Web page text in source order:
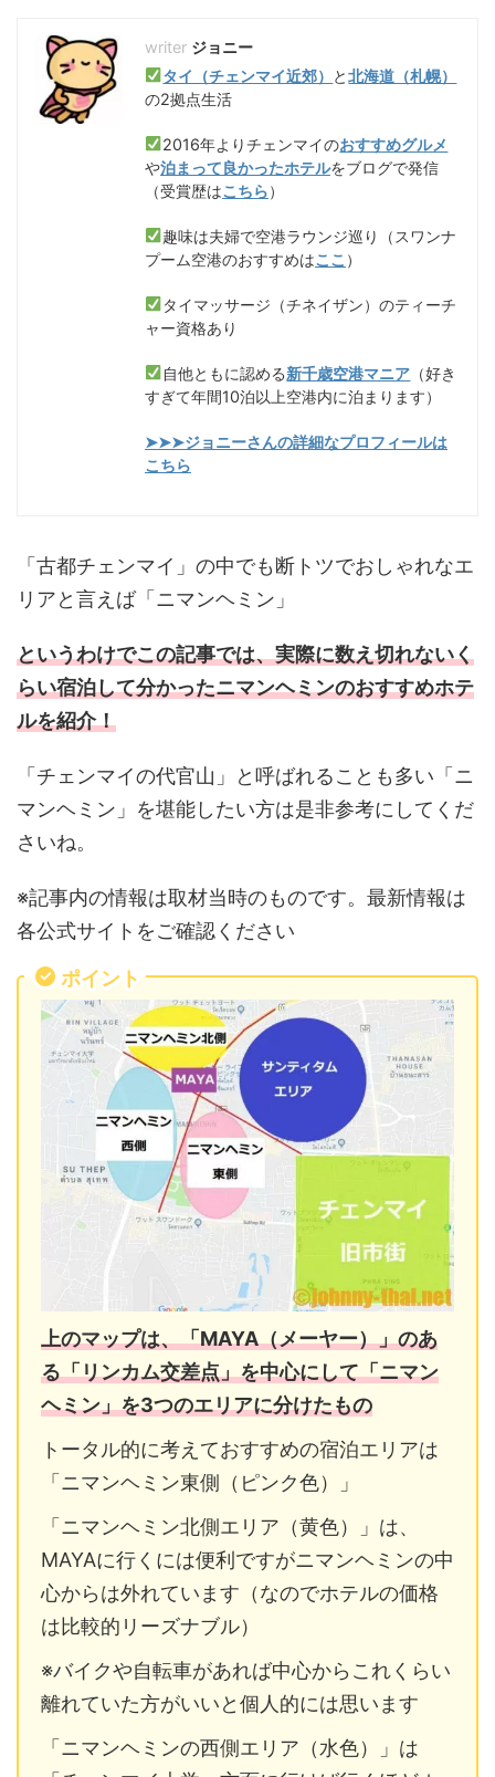
ジョニー
タイ（チェンマイ近郊） と北海道（札幌）
の2拠点生活
2016年よりチェンマイのおすすめグルメ
や泊まって良かったホテルをブログで発信
（受賞歴はこちら）
趣味は夫婦で空港ラウンジ巡り（スワンナ
プーム空港のおすすめはここ ）
タイマッサージ（チネイザン）のティーチ
ャー資格あり
自他ともに認める新千歳空港マニア （好き
すぎて年間10泊以上空港内に泊まります）
➤➤➤ジョニーさんの詳細なプロフィールは
こちら
「古都チェンマイ」の中でも断トツでおしゃれなエ
リアと言えば「ニマンヘミン」
というわけでこの記事では、実際に数え切れないく
らい宿泊して分かったニマンヘミンのおすすめホテ
ルを紹介！
「チェンマイの代官山」と呼ばれることも多い「ニ
マンヘミン」を堪能したい方は是非参考にしてくだ
さいね。
※記事内の情報は取材当時のものです。最新情報は
各公式サイトをご確認ください
ポイント
上のマップは、「MAYA（メーヤー）」のあ
る「リンカム交差点」を中心にして「ニマン
ヘミン」を3つのエリアに分けたもの
トータル的に考えておすすめの宿泊エリアは
「ニマンヘミン東側（ピンク色）」
「ニマンヘミン北側エリア（黄色）」は、
MAYAに行くには便利ですがニマンヘミンの中
心からは外れています（なのでホテルの価格
は比較的リーズナブル）
※バイクや自転車があれば中心からこれくらい
離れていた方がいいと個人的には思います
「ニマンヘミンの西側エリア（水色）」は